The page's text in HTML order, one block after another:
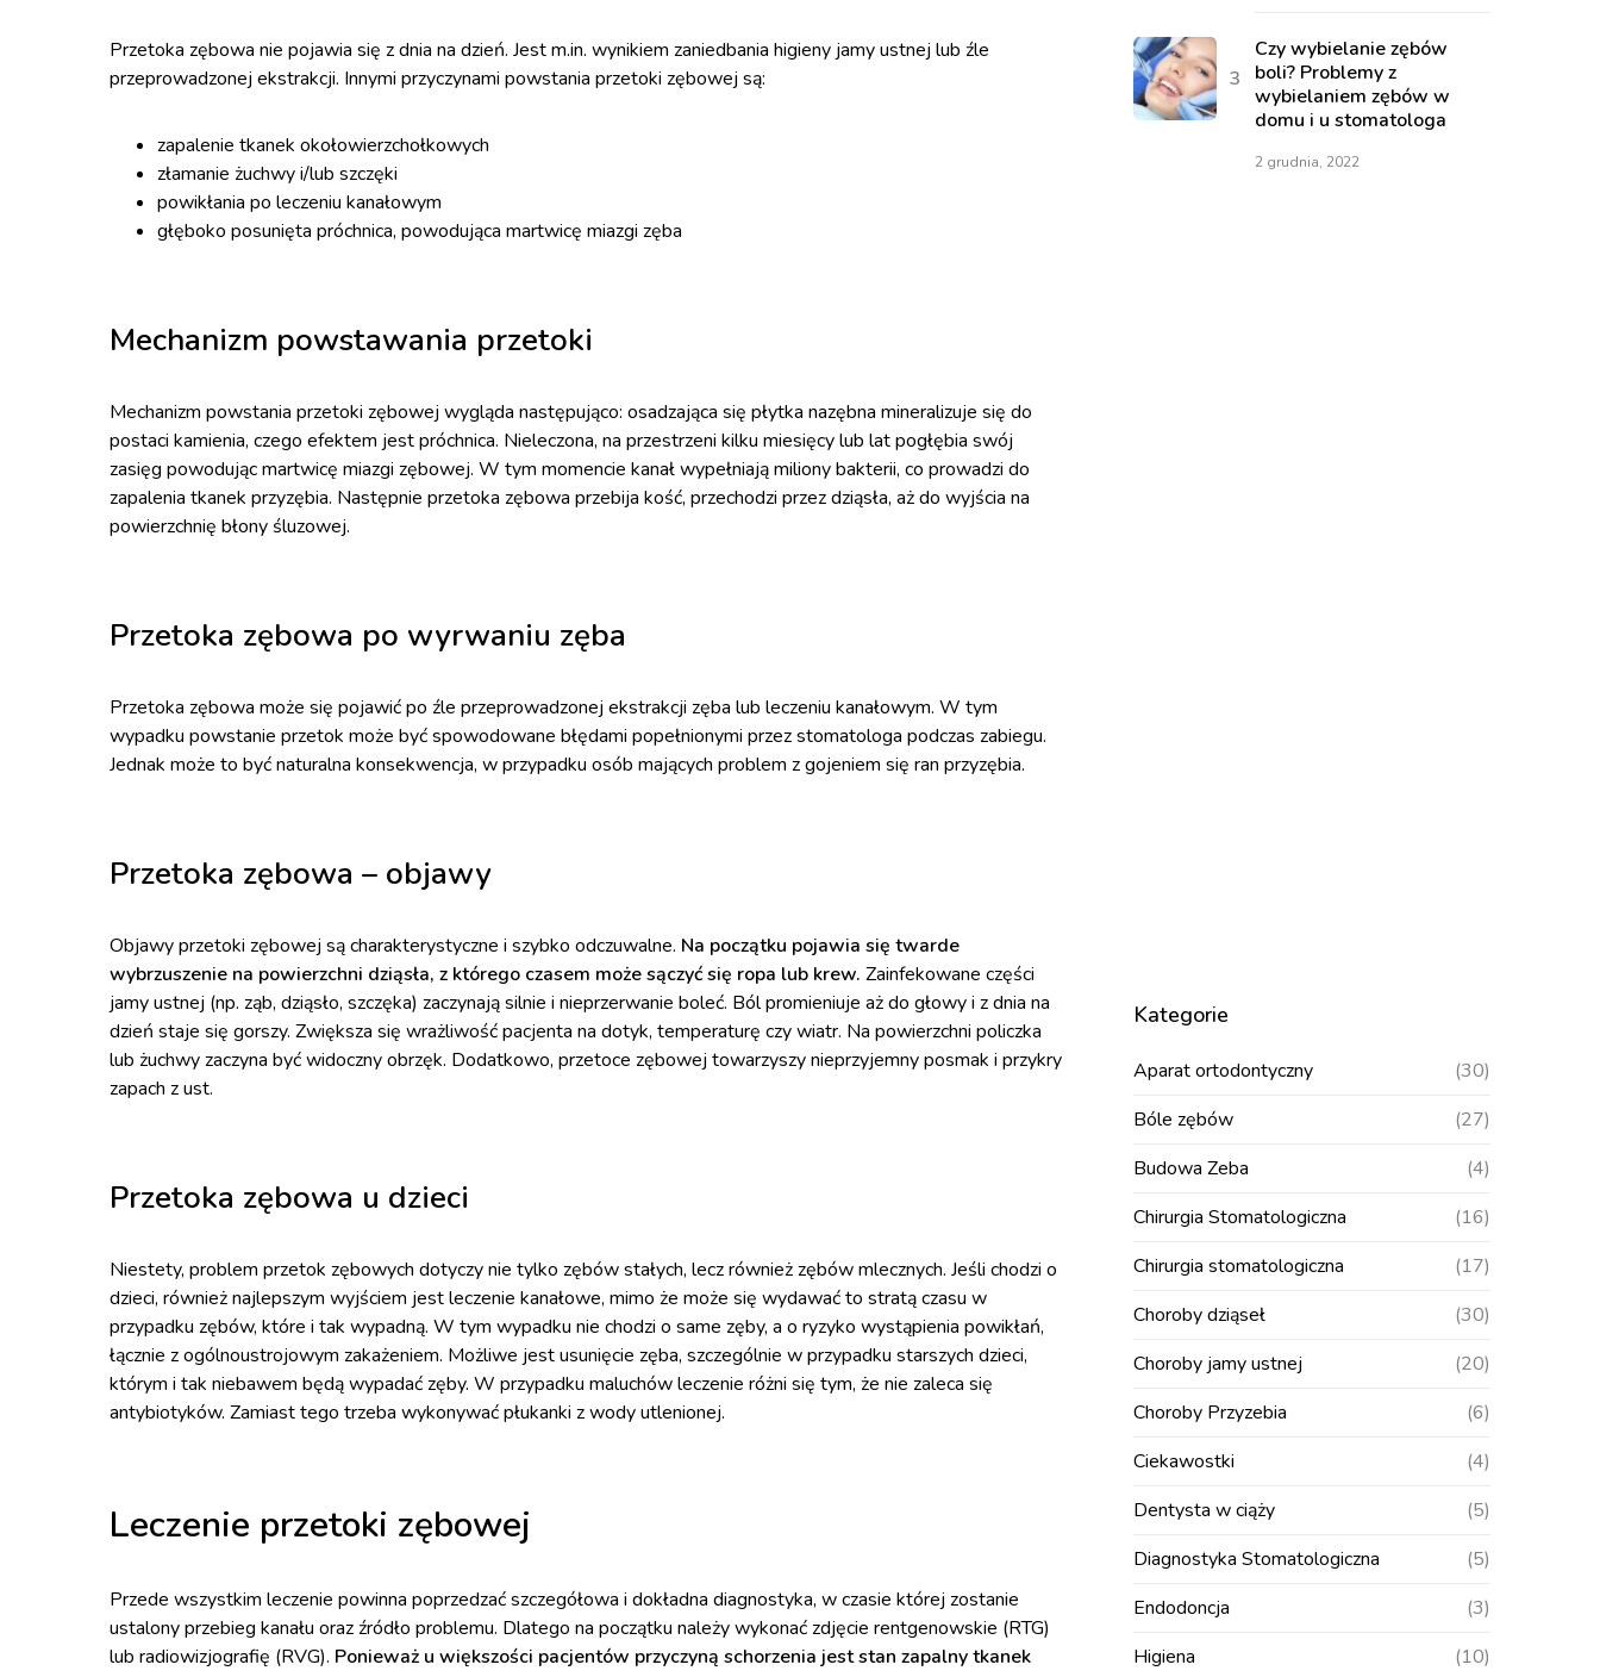
Przetoka zębowa nie pojawia się z dnia na dzień. Jest m.in. wynikiem zaniedbania higieny jamy ustnej lub źle
przeprowadzonej ekstrakcji. Innymi przyczynami powstania przetoki zębowej są:
zapalenie tkanek okołowierzchołkowych
złamanie żuchwy i/lub szczęki
powikłania po leczeniu kanałowym
głęboko posunięta próchnica, powodująca martwicę miazgi zęba
Mechanizm powstawania przetoki
Mechanizm powstania przetoki zębowej wygląda następująco: osadzająca się płytka nazębna mineralizuje się do
postaci kamienia, czego efektem jest próchnica. Nieleczona, na przestrzeni kilku miesięcy lub lat pogłębia swój
zasięg powodując martwicę miazgi zębowej. W tym momencie kanał wypełniają miliony bakterii, co prowadzi do
zapalenia tkanek przyzębia. Następnie przetoka zębowa przebija kość, przechodzi przez dziąsła, aż do wyjścia na
powierzchnię błony śluzowej.
Przetoka zębowa po wyrwaniu zęba
Przetoka zębowa może się pojawić po źle przeprowadzonej ekstrakcji zęba lub leczeniu kanałowym. W tym
wypadku powstanie przetok może być spowodowane błędami popełnionymi przez stomatologa podczas zabiegu.
Jednak może to być naturalna konsekwencja, w przypadku osób mających problem z gojeniem się ran przyzębia.
Przetoka zębowa – objawy
Objawy przetoki zębowej są charakterystyczne i szybko odczuwalne. Na początku pojawia się twarde
wybrzuszenie na powierzchni dziąsła, z którego czasem może sączyć się ropa lub krew. Zainfekowane części
jamy ustnej (np. ząb, dziąsło, szczęka) zaczynają silnie i nieprzerwanie boleć. Ból promieniuje aż do głowy i z dnia na
dzień staje się gorszy. Zwiększa się wrażliwość pacjenta na dotyk, temperaturę czy wiatr. Na powierzchni policzka
lub żuchwy zaczyna być widoczny obrzęk. Dodatkowo, przetoce zębowej towarzyszy nieprzyjemny posmak i przykry
zapach z ust.
Przetoka zębowa u dzieci
Niestety, problem przetok zębowych dotyczy nie tylko zębów stałych, lecz również zębów mlecznych. Jeśli chodzi o
dzieci, również najlepszym wyjściem jest leczenie kanałowe, mimo że może się wydawać to stratą czasu w
przypadku zębów, które i tak wypadną. W tym wypadku nie chodzi o same zęby, a o ryzyko wystąpienia powikłań,
łącznie z ogólnoustrojowym zakażeniem. Możliwe jest usunięcie zęba, szczególnie w przypadku starszych dzieci,
którym i tak niebawem będą wypadać zęby. W przypadku maluchów leczenie różni się tym, że nie zaleca się
antybiotyków. Zamiast tego trzeba wykonywać płukanki z wody utlenionej.
Leczenie przetoki zębowej
Przede wszystkim leczenie powinna poprzedzać szczegółowa i dokładna diagnostyka, w czasie której zostanie
ustalony przebieg kanału oraz źródło problemu. Dlatego na początku należy wykonać zdjęcie rentgenowskie (RTG)
lub radiowizjografię (RVG). Ponieważ u większości pacjentów przyczyną schorzenia jest stan zapalny tkanek
Czy wybielanie zębów
boli? Problemy z
wybielaniem zębów w
domu i u stomatologa
2 grudnia, 2022
Kategorie
Aparat ortodontyczny
(30)
Bóle zębów
(27)
Budowa Zeba
(4)
Chirurgia Stomatologiczna
(16)
Chirurgia stomatologiczna
(17)
Choroby dziąseł
(30)
Choroby jamy ustnej
(20)
Choroby Przyzebia
(6)
Ciekawostki
(4)
Dentysta w ciąży
(5)
Diagnostyka Stomatologiczna
(5)
Endodoncja
(3)
Higiena
(10)